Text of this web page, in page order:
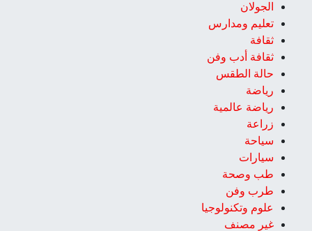
الجولان
تعليم ومدارس
ثقافة
ثقافة أدب وفن
حالة الطقس
رياضة
رياضة عالمية
زراعة
سياحة
سيارات
طب وصحة
طرب وفن
علوم وتكنولوجيا
غير مصنف